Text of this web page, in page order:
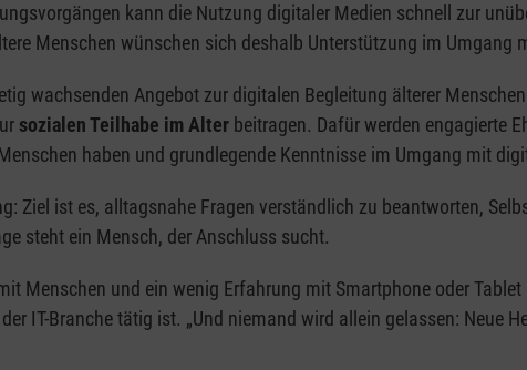
kann die Nutzung digitaler Medien schnell zur
Menschen wünschen sich deshalb Unterstützung im Umgang
wachsenden Angebot zur digitalen Begleitung älterer
sozialen Teilhabe im Alterbeitragen. Dafür werden engagierte
haben und grundlegende Kenntnisse im Umgang mit
Ziel ist es, alltagsnahe Fragen verständlich zu beantworten,
steht ein Mensch, der Anschluss sucht.
Menschen und ein wenig Erfahrung mit Smartphone oder
IT-Branche tätig ist. „Und niemand wird allein gelassen: Neue